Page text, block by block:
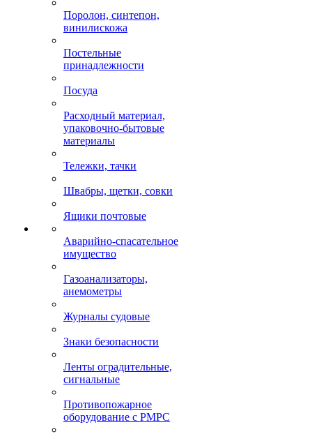
Поролон, синтепон,
винилискожа
Постельные
принадлежности
Посуда
Расходный материал,
упаковочно-бытовые
материалы
Тележки, тачки
Швабры, щетки, совки
Ящики почтовые
Аварийно-спасательное
имущество
Газоанализаторы,
анемометры
Журналы судовые
Знаки безопасности
Ленты оградительные,
сигнальные
Противопожарное
оборудование с РМРС